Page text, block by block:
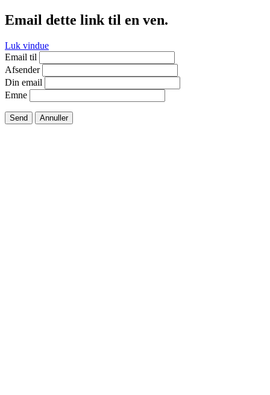
Email dette link til en ven.
Luk vindue
Email til
Afsender
Din email
Emne
Send Annuller